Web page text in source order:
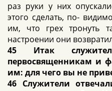
раз руки у них
этого сделать, по-
им, что грех тронуть
настроении они
45 Итак
первосвященникам и
им: для чего вы не
46 Служители